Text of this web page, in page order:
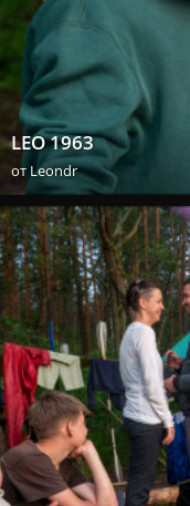
LEO 1963
от Leondr